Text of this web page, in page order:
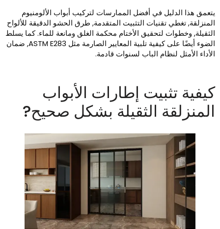
هذا الدليل في أفضل الممارسات لتركيب أبواب الألومنيوم
تغطي تقنيات التثبيت المتقدمة, طرق الحشو الدقيقة للألواح
وخطوات لتحقيق الأختام محكمة الغلق ومانعة للماء. كما يسلط
الضوء أيضًا على كيفية تلبية المعايير الصارمة مثل ASTM E283, ضمان
الأمثل لنظام الباب لسنوات قادمة.
تثبيت إطارات الأبواب
الثقيلة بشكل صحيح?